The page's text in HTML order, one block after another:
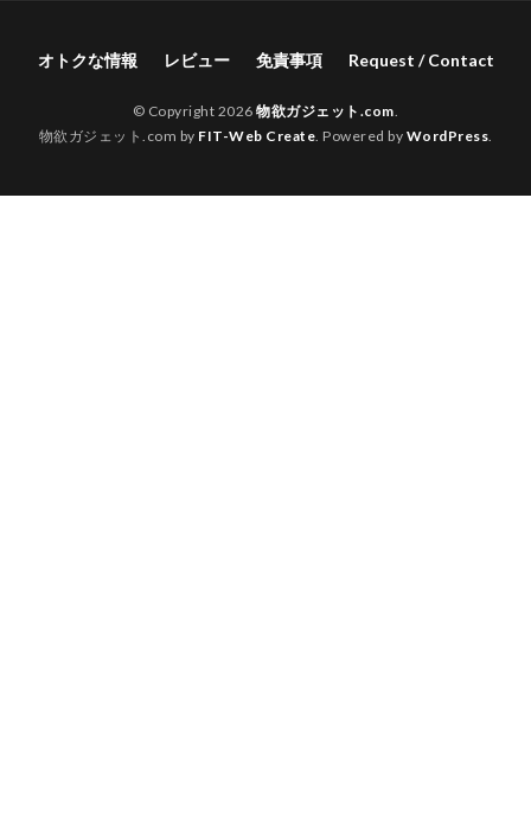
オトクな情報 レビュー 免責事項 Request / Contact
© Copyright 2026物欲ガジェット.com.
物欲ガジェット.com by FIT-Web Create. Powered by WordPress.